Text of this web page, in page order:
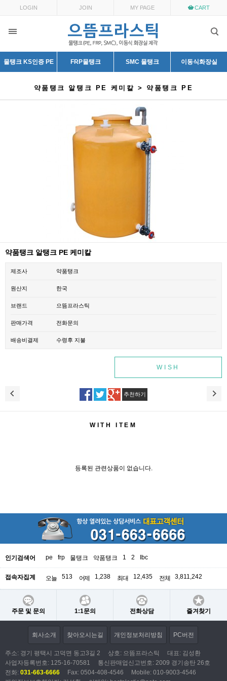
LOGIN JOIN MY PAGE CART
물탱크 KS인증 PE FRP물탱크 SMC 물탱크 이동식화장실
약품탱크 알탱크 PE 케미칼 > 약품탱크 PE
약품탱크 알탱크 PE 케미칼
제조사 약품탱크
원산지 한국
브랜드 으뜸프라스틱
판매가격 전화문의
배송비결제 수령후 지불
WISH
추천하기
WITH ITEM
등록된 관련상품이 없습니다.
인기검색어 pe frp 물탱크 약품탱크 1 2 Ibc
접속자집계 오늘 513 어제 1,238 최대 12,435 전체 3,811,242
주문 및 문의 1:1문의 전화상담 즐겨찾기
회사소개 찾아오시는길 개인정보처리방침 PC버전
주소: 경기 평택시 고덕면 동고3길 2 상호: 으뜸프라스틱
대표: 김성환
사업자등록번호: 125-16-70581
통신판매업신고번호: 2009 경기송탄 26호
전화: 031-663-6666 Fax: 0504-408-4546
Mobile: 010-9003-4546